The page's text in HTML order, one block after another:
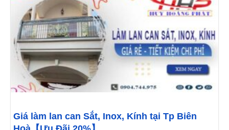
Giá làm lan can Sắt, Inox, Kính tại Tp Biên